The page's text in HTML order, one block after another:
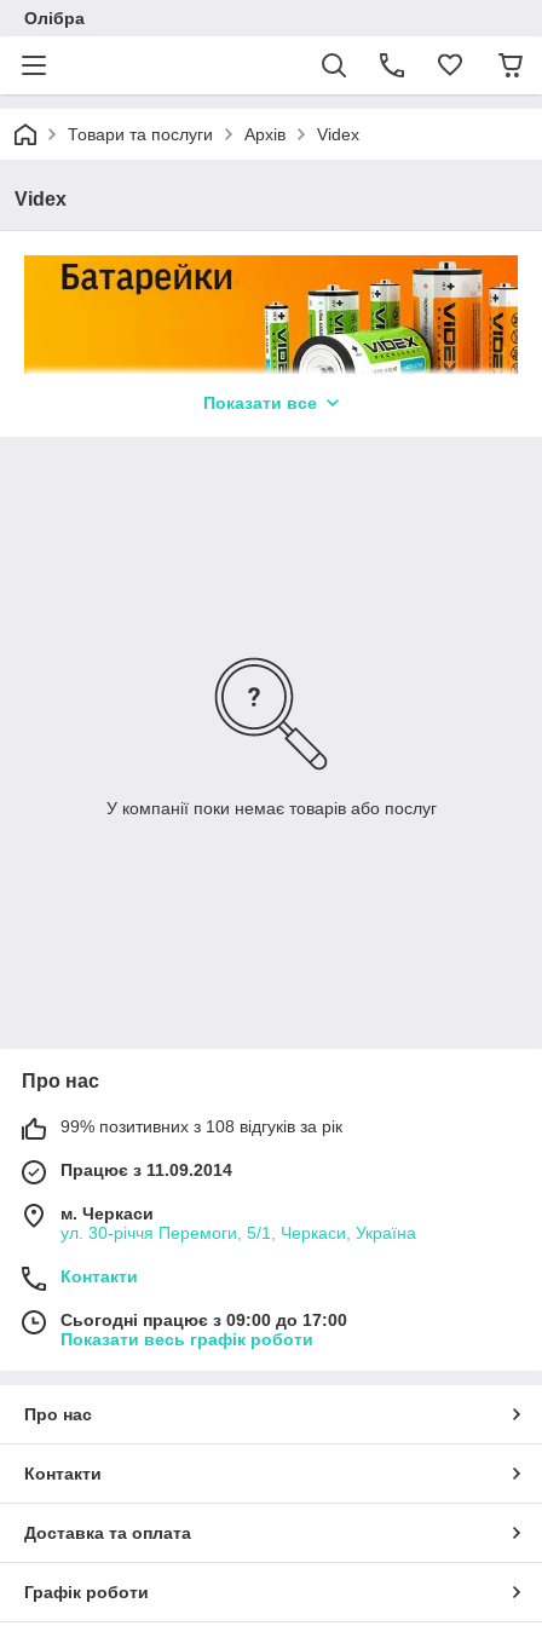
Олібра
Товари та послуги Архів Videx
Videx
Батарейки Videx - можливо краща пропозиція на
Показати все
У компанії поки немає товарів або послуг
Про нас
99% позитивних з 108 відгуків за рік
Працює з 11.09.2014
м. Черкаси
ул. 30-рiччя Перемоги, 5/1, Черкаси, Україна
Контакти
Сьогодні працює з 09:00 до 17:00
Показати весь графік роботи
Про нас
Контакти
Доставка та оплата
Графік роботи